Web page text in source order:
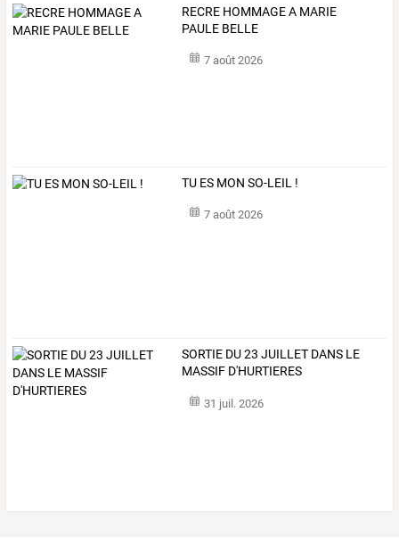
RECRE HOMMAGE A MARIE
PAULE BELLE
7 août 2026
TU ES MON SO-LEIL !
7 août 2026
SORTIE DU 23 JUILLET DANS LE
MASSIF D'HURTIERES
31 juil. 2026